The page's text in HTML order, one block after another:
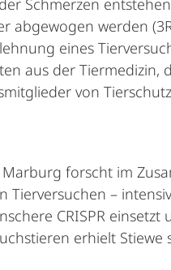
Schmerzen
abgewogen werden
eines
aus der
von
forscht im
Tierversuchen –
CRISPR
erhielt